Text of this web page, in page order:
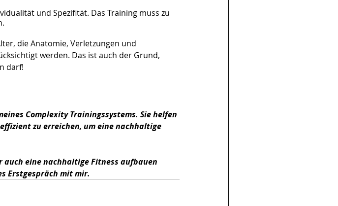
und Spezifität. Das Training muss zu
die Anatomie, Verletzungen und
werden. Das ist auch der Grund,
darf!
Complexity Trainingssystems. Sie helfen
zu erreichen, um eine nachhaltige
eine nachhaltige Fitness aufbauen
Erstgespräch mit mir.